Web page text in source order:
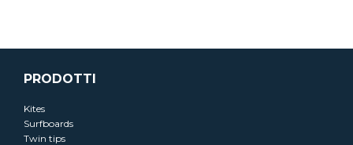
PRODOTTI
Kites
Surfboards
Twin tips